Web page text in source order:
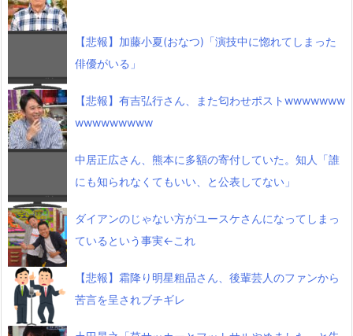
【悲報】加藤小夏(おなつ)「演技中に惚れてしまった
俳優がいる」
【悲報】有吉弘行さん、また匂わせポストwwwwwww
wwwwwwwww
中居正広さん、熊本に多額の寄付していた。知人「誰
にも知られなくてもいい、と公表してない」
ダイアンのじゃない方がユースケさんになってしまっ
ているという事実←これ
【悲報】霜降り明星粗品さん、後輩芸人のファンから
苦言を呈されブチギレ